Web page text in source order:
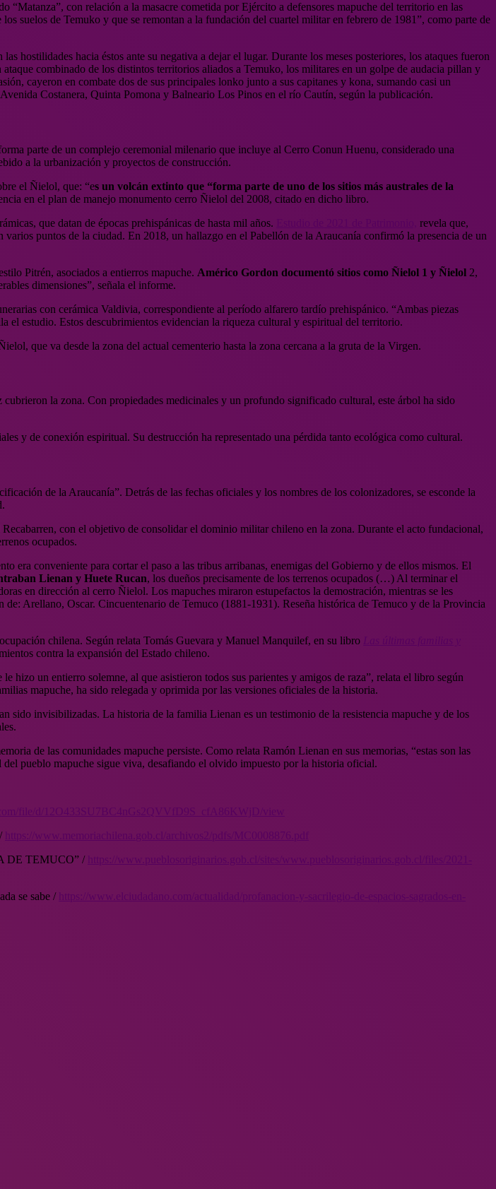
con relación a la masacre cometida por Ejército a defensores mapuche del territorio en las
suelos de Temuko y que se remontan a la fundación del cuartel militar en febrero de 1981”, como parte de
hostilidades hacia éstos ante su negativa a dejar el lugar. Durante los meses posteriores, los ataques fueron
combinado de los distintos territorios aliados a Temuko, los militares en un golpe de audacia pillan y
cayeron en combate dos de sus principales lonko junto a sus capitanes y kona, sumando casi un
Costanera, Quinta Pomona y Balneario Los Pinos en el río Cautín, según la publicación.
parte de un complejo ceremonial milenario que incluye al Cerro Conun Huenu, considerado una
a la urbanización y proyectos de construcción.
el Ñielol, que: “es un volcán extinto que “forma parte de uno de los sitios más australes de la
en el plan de manejo monumento cerro Ñielol del 2008, citado en dicho libro.
que datan de épocas prehispánicas de hasta mil años.
revela que,
puntos de la ciudad. En 2018, un hallazgo en el Pabellón de la Araucanía confirmó la presencia de un
Pitrén, asociados a entierros mapuche. Américo Gordon documentó sitios como Ñielol 1 y Ñielol 2,
dimensiones”, señala el informe.
con cerámica Valdivia, correspondiente al período alfarero tardío prehispánico. “Ambas piezas
el estudio. Estos descubrimientos evidencian la riqueza cultural y espiritual del territorio.
que va desde la zona del actual cementerio hasta la zona cercana a la gruta de la Virgen.
la zona. Con propiedades medicinales y un profundo significado cultural, este árbol ha sido
y de conexión espiritual. Su destrucción ha representado una pérdida tanto ecológica como cultural.
de la Araucanía”. Detrás de las fechas oficiales y los nombres de los colonizadores, se esconde la
con el objetivo de consolidar el dominio militar chileno en la zona. Durante el acto fundacional,
ocupados.
era conveniente para cortar el paso a las tribus arribanas, enemigas del Gobierno y de ellos mismos. El
Lienan y Huete Rucan, los dueños precisamente de los terrenos ocupados (…) Al terminar el
en dirección al cerro Ñielol. Los mapuches miraron estupefactos la demostración, mientras se les
Arellano, Oscar. Cincuentenario de Temuco (1881-1931). Reseña histórica de Temuco y de la Provincia
chilena. Según relata Tomás Guevara y Manuel Manquilef, en su libro
contra la expansión del Estado chileno.
un entierro solemne, al que asistieron todos sus parientes y amigos de raza”, relata el libro según
mapuche, ha sido relegada y oprimida por las versiones oficiales de la historia.
sido invisibilizadas. La historia de la familia Lienan es un testimonio de la resistencia mapuche y de los
de las comunidades mapuche persiste. Como relata Ramón Lienan en sus memorias, “estas son las
pueblo mapuche sigue viva, desafiando el olvido impuesto por la historia oficial.
file/
DE TEMUCO” /
se sabe /